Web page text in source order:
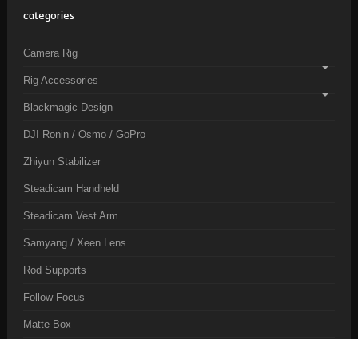
categories
Camera Rig
Rig Accessories
Blackmagic Design
DJI Ronin / Osmo / GoPro
Zhiyun Stabilizer
Steadicam Handheld
Steadicam Vest Arm
Samyang / Xeen Lens
Rod Supports
Follow Focus
Matte Box